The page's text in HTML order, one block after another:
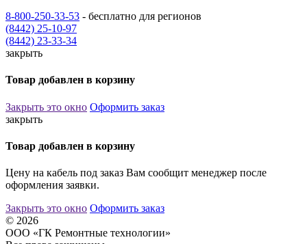
8-800-250-33-53 - бесплатно для регионов
(8442) 25-10-97
(8442) 23-33-34
закрыть
Товар добавлен в корзину
Закрыть это окно Оформить заказ
закрыть
Товар добавлен в корзину
Цену на кабель под заказ Вам сообщит менеджер после
оформления заявки.
Закрыть это окно Оформить заказ
© 2026
ООО «ГК Ремонтные технологии»